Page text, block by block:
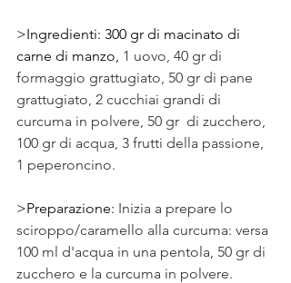
>Ingredienti: 300 gr di macinato di
carne di manzo, 1 uovo, 40 gr di
formaggio grattugiato, 50 gr di pane
grattugiato, 2 cucchiai grandi di
curcuma in polvere, 50 gr  di zucchero,
100 gr di acqua, 3 frutti della passione,
1 peperoncino.
>Preparazione: Inizia a prepare lo
sciroppo/caramello alla curcuma: versa
100 ml d'acqua in una pentola, 50 gr di
zucchero e la curcuma in polvere.